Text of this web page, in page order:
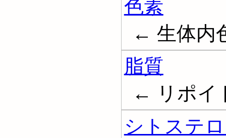
色素
← 生体内
脂質
← リポイ
シトステ